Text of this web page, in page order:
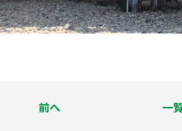
前へ 一